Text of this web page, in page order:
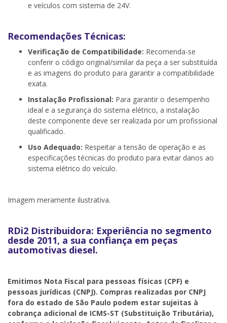
e veículos com sistema de 24V.
Recomendações Técnicas:
Verificação de Compatibilidade: Recomenda-se
conferir o código original/similar da peça a ser substituída
e as imagens do produto para garantir a compatibilidade
exata.
Instalação Profissional: Para garantir o desempenho
ideal e a segurança do sistema elétrico, a instalação
deste componente deve ser realizada por um profissional
qualificado.
Uso Adequado: Respeitar a tensão de operação e as
especificações técnicas do produto para evitar danos ao
sistema elétrico do veículo.
Imagem meramente ilustrativa.
RDi2 Distribuidora: Experiência no segmento
desde 2011, a sua confiança em peças
automotivas diesel.
Emitimos Nota Fiscal para pessoas físicas (CPF) e
pessoas jurídicas (CNPJ). Compras realizadas por CNPJ
fora do estado de São Paulo podem estar sujeitas à
cobrança adicional de ICMS-ST (Substituição Tributária),